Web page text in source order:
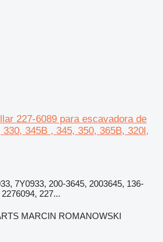
227-6089 para escavadora de
345B , 345, 350, 365B, 320l,
7Y0933, 200-3645, 2003645, 136-
227...
MARCIN ROMANOWSKI